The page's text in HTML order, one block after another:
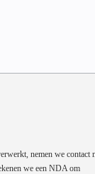
nemen we contact
we een NDA om